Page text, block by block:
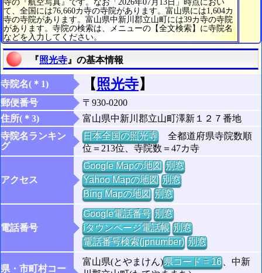
寺の『航空写真』です。なお「2026年07月13日」時点におい
て、全国には76,660カ寺の寺院があります。富山県には1,604カ
寺の寺院があります。富山県中新川郡立山町には39カ寺の寺院
があります。寺院の検索は、メニューの【全文検索】に寺院名
などを入力してください。
『照光寺 』の基本情報
寺院名(＊1) 【照光寺】
郵便番号
〒930-0200
住所(＊3)
富山県中新川郡立山町澤新１２７番地
寺院名ランキン
グ
日本全国の照光寺全都道府県寺院数順
位＝213位、寺院数＝47カ寺
アクセス
Google Mapの地図 別窓
Yahoo Mapの地図 別窓
Bing Mapの地図 別窓
電話番号
Google電話番号 別窓
iタウンページ電話帳 別窓
電話番号検索(jpnumber) 別窓
県・市町村コー
富山県(とやまけん)県コード = 16、中新